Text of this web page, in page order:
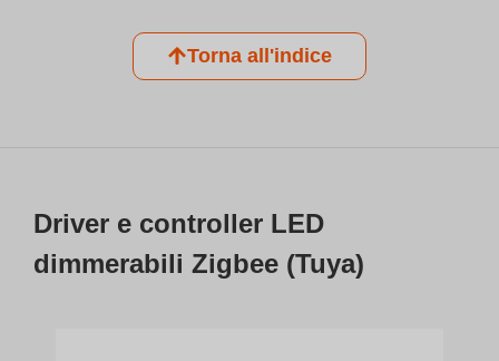
Torna all'indice
Driver e controller LED
dimmerabili Zigbee (Tuya)